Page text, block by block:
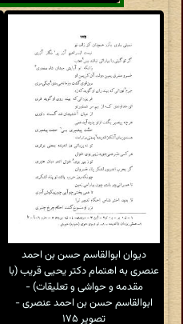
دیوان ابوالقاسم حسن بن احمد
عنصری به اهتمام دکتر یحیی قریب (با
مقدمه و حواشی و تعلیقات) -
ابوالقاسم حسن بن احمد عنصری -
تصویر ۱۷۵